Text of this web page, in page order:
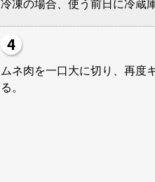
冷凍の場合、使う前日に冷蔵
ムネ肉を一口大に切り、再度
る